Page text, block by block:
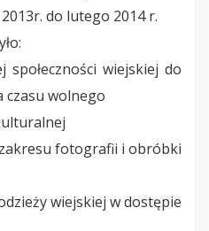
do lutego 2014 r.
społeczności wiejskiej do
czasu wolnego
fotografii i obróbki
wiejskiej w dostępie